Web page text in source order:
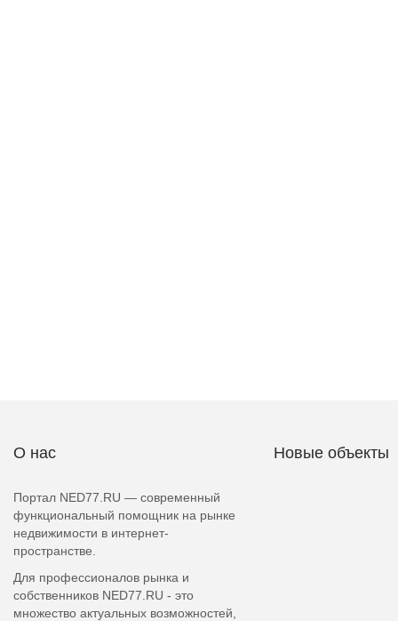
О нас
Портал NED77.RU — современный
функциональный помощник на рынке
недвижимости в интернет-
пространстве.
Для профессионалов рынка и
собственников NED77.RU - это
множество актуальных возможностей,
Новые объекты